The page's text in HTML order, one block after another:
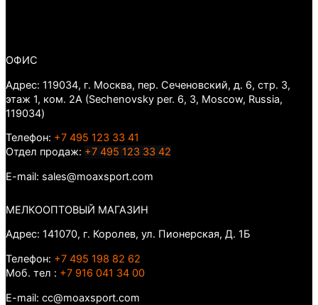
ОФИС
Адрес: 119034, г. Москва, пер. Сеченовский, д. 6, стр. 3,
этаж 1, ком. 2А (Sechenovsky per. 6, 3, Moscow, Russia,
119034)
Телефон: +7 495 123 33 41
Отдел продаж: +7 495 123 33 42
E-mail: sales@moaxsport.com
МЕЛКООПТОВЫЙ МАГАЗИН
Адрес: 141070, г. Королев, ул. Пионерская, Д. 1Б
Телефон: +7 495 198 82 62
Моб. тел : +7 916 041 34 00
E-mail: cc@moaxsport.com